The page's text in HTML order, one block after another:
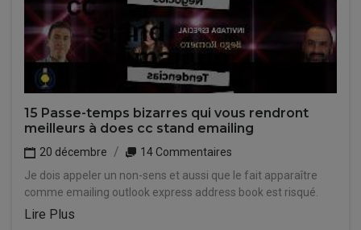
15 Passe-temps bizarres qui vous rendront
meilleurs à does cc stand emailing
20 décembre
14 Commentaires
Je dois appeler un non-sens et aussi que le fait apparaître
comme emailing outlook express address book est risqué.
Lire Plus